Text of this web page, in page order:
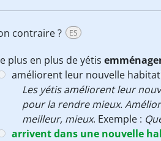
contraire ? ES
plus en plus de yétis
améliorent leur nouvelle
Les yétis améliorent leur
pour la rendre mieux.
meilleur, mieux. Exemple :
arrivent dans une nouvelle